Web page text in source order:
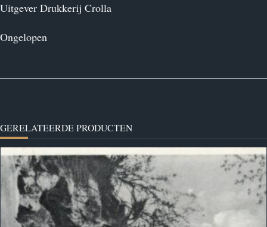
Uitgever Drukkerij Crolla
Ongelopen
GERELATEERDE PRODUCTEN